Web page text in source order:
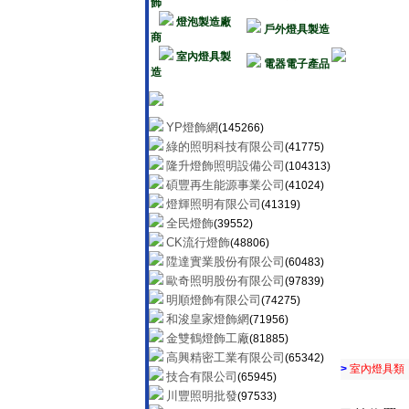
飾
燈泡製造廠
商
戶外燈具製造
室內燈具製
造
電器電子產品
YP燈飾網(145266)
綠的照明科技有限公司 (41775)
隆升燈飾照明設備公司 (104313)
碩豐再生能源事業公司 (41024)
燈輝照明有限公司 (41319)
全民燈飾(39552)
CK流行燈飾(48806)
陞達實業股份有限公司 (60483)
歐奇照明股份有限公司 (97839)
明順燈飾有限公司 (74275)
和浚皇家燈飾網(71956)
金雙鶴燈飾工廠(81885)
高興精密工業有限公司 (65342)
技合有限公司 (65945)
川豐照明批發(97533)
> 室內燈具類